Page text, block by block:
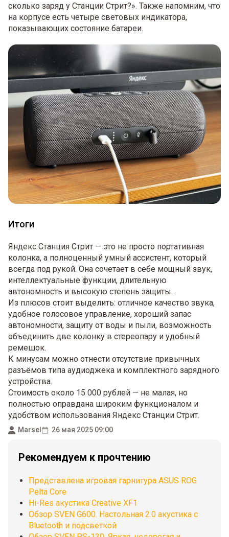
сколько заряд у Станции Стрит?». Также напомним, что
на корпусе есть четыре световых индикатора,
показывающих состояние батареи.
Итоги
Яндекс Станция Стрит — это не просто портативная
колонка, а полноценный умный ассистент, который
всегда под рукой. Она сочетает в себе мощный звук,
интеллектуальные функции, длительную
автономность и высокую степень защиты.
Из плюсов стоит выделить: отличное качество звука,
удобное голосовое управление, хороший запас
автономности, защиту от воды и пыли, возможность
объединить две колонку в стереопару и удобный
ремешок.
К минусам можно отнести отсутствие привычных
разъёмов типа аудиоджека и комплектного зарядного
устройства.
Стоимость около 15 000 рублей — не малая, но
полностью оправдана широким функционалом и
удобством использования Яндекс Станции Стрит.
Marsel 26 мая 2025 09:00
Рекомендуем к прочтению
Представлена игровая гарнитура ASUS ROG
Pelta Core
Hi-Res акустика Creative XF1
Обзор SVEN G600. Настольная 2.0 акустика с
Bluetooth и подсветкой